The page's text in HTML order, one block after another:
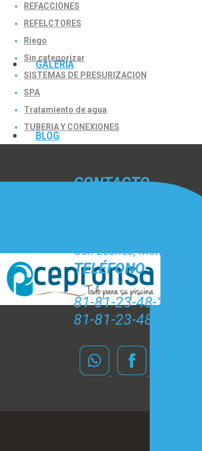
GALERÍA
BLOG
REFACCIONES
REFELCTORES
Riego
Sin categorizar
SISTEMAS DE PRESURIZACION
SPA
Tratamiento de agua
TUBERIA Y CONEXIONES
CONTACTO
Col. Leones, Monterrey
TELÉFONO
81-81-23-48-20
81-81-23-48-61 y 62